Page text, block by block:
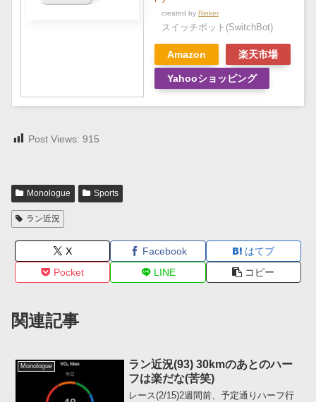
created by Rinker
スイッチボット(SwitchBot)
Amazon 楽天市場
Yahooショッピング
Post Views: 915
Monologue Sports
ラン近況
X Facebook
はてブ
Pocket
LINE コピー
関連記事
Monologue
ラン近況(93) 30kmのあとのハー
フは楽だな(苦笑)
レース(2/15)2週間前、予定通りハーフ行